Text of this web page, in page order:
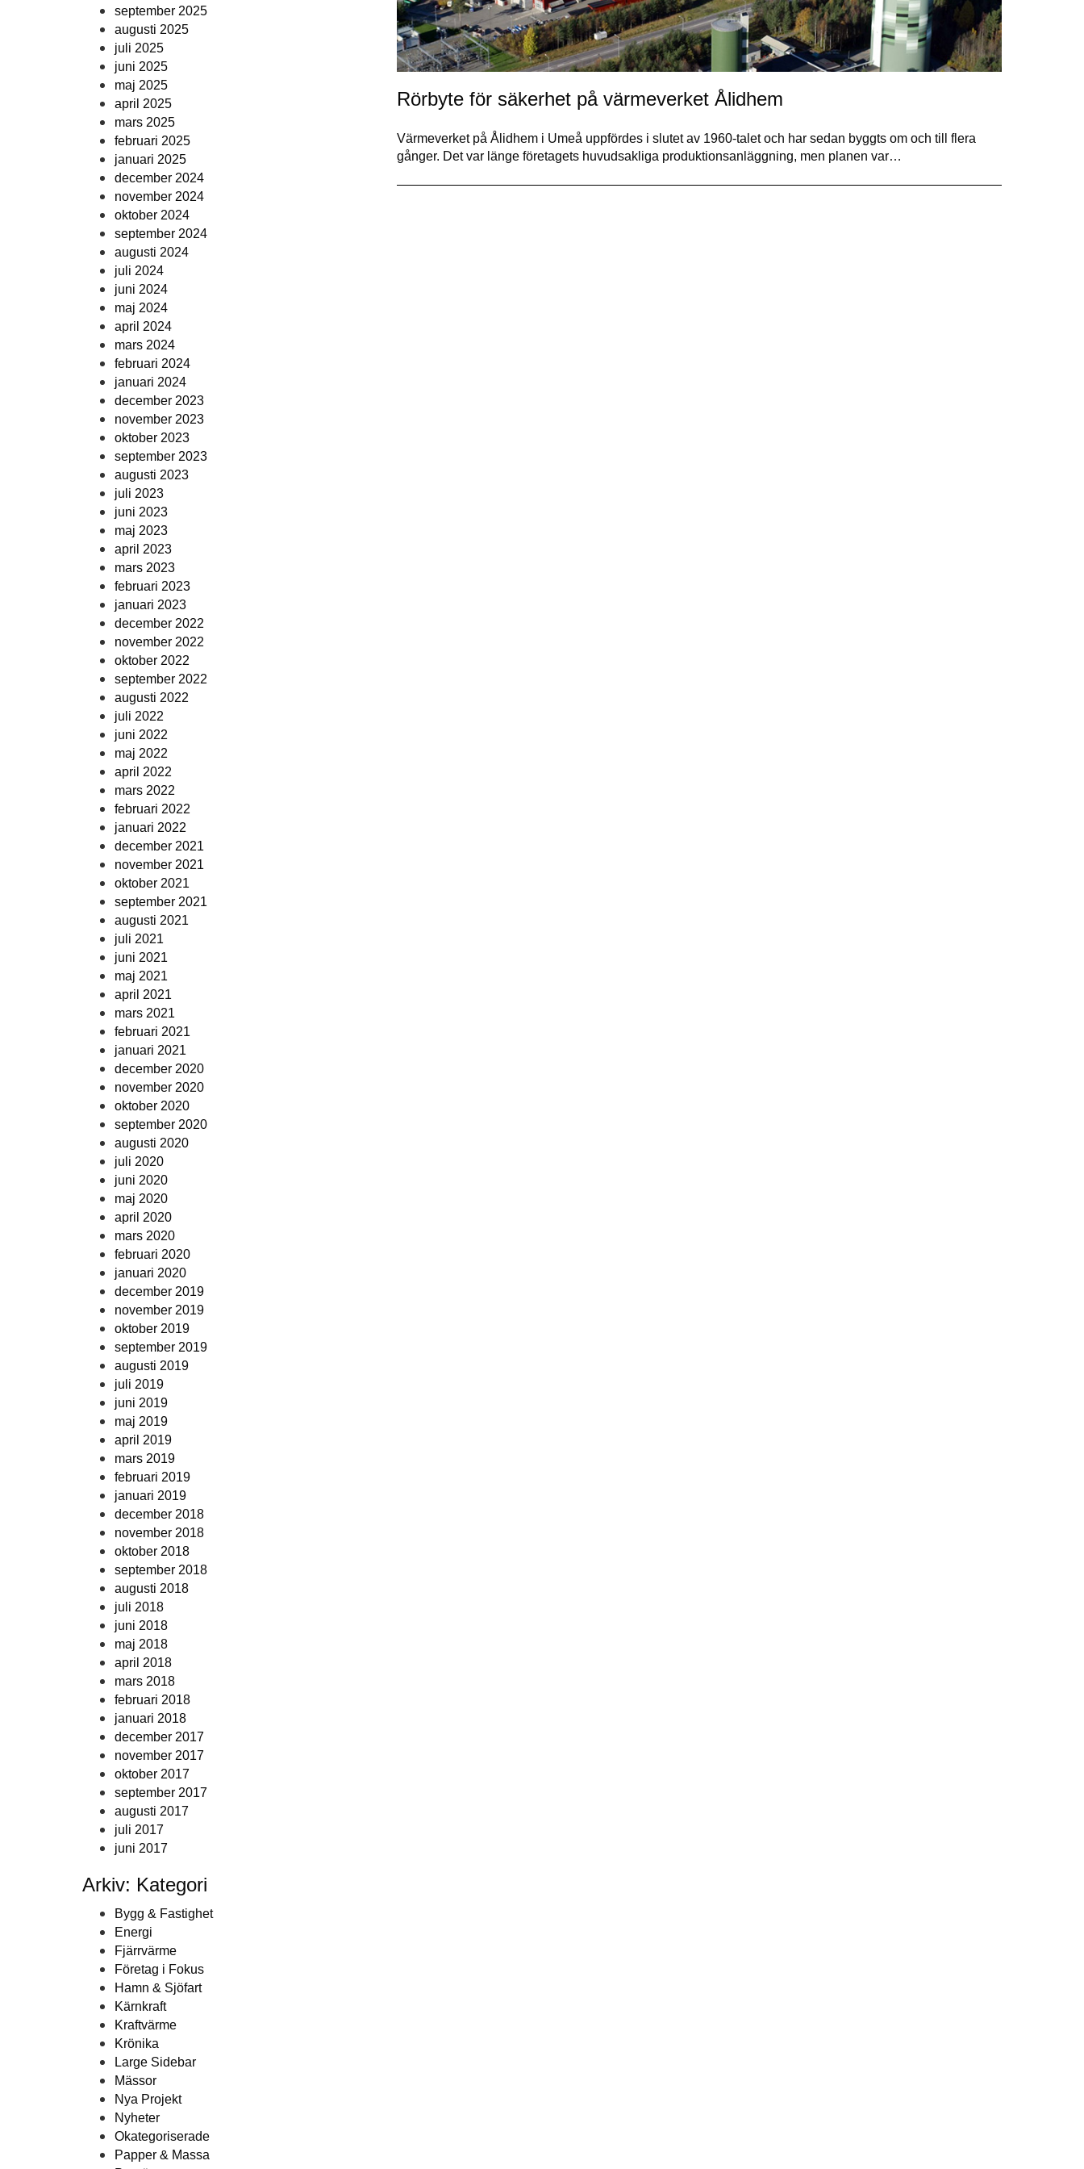
september 2025
augusti 2025
juli 2025
juni 2025
maj 2025
april 2025
mars 2025
februari 2025
januari 2025
december 2024
november 2024
oktober 2024
september 2024
augusti 2024
juli 2024
juni 2024
maj 2024
april 2024
mars 2024
februari 2024
januari 2024
december 2023
november 2023
oktober 2023
september 2023
augusti 2023
juli 2023
juni 2023
maj 2023
april 2023
mars 2023
februari 2023
januari 2023
december 2022
november 2022
oktober 2022
september 2022
augusti 2022
juli 2022
juni 2022
maj 2022
april 2022
mars 2022
februari 2022
januari 2022
december 2021
november 2021
oktober 2021
september 2021
augusti 2021
juli 2021
juni 2021
maj 2021
april 2021
mars 2021
februari 2021
januari 2021
december 2020
november 2020
oktober 2020
september 2020
augusti 2020
juli 2020
juni 2020
maj 2020
april 2020
mars 2020
februari 2020
januari 2020
december 2019
november 2019
oktober 2019
september 2019
augusti 2019
juli 2019
juni 2019
maj 2019
april 2019
mars 2019
februari 2019
januari 2019
december 2018
november 2018
oktober 2018
september 2018
augusti 2018
juli 2018
juni 2018
maj 2018
april 2018
mars 2018
februari 2018
januari 2018
december 2017
november 2017
oktober 2017
september 2017
augusti 2017
juli 2017
juni 2017
Arkiv: Kategori
Bygg & Fastighet
Energi
Fjärrvärme
Företag i Fokus
Hamn & Sjöfart
Kärnkraft
Kraftvärme
Krönika
Large Sidebar
Mässor
Nya Projekt
Nyheter
Okategoriserade
Papper & Massa
Rörbyte för säkerhet på värmeverket Ålidhem
Värmeverket på Ålidhem i Umeå uppfördes i slutet av 1960-talet och har sedan byggts om och till flera
gånger. Det var länge företagets huvudsakliga produktionsanläggning, men planen var…